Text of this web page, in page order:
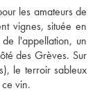
les amateurs de
vignes, située en
l'appellation, un
des Grèves. Sur
le terroir sableux
vin.